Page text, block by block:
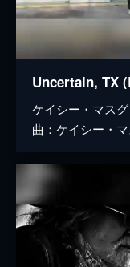
Uncertain, TX
ケイシー・マス
曲：ケイシー・